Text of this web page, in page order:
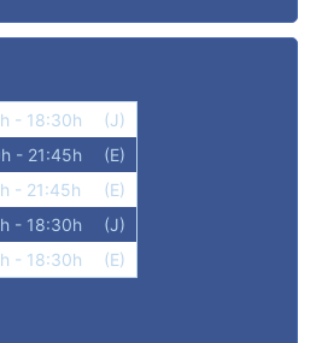
- 18:30h
(J)
- 21:45h
(E)
- 21:45h
(E)
- 18:30h
(J)
- 18:30h (E)